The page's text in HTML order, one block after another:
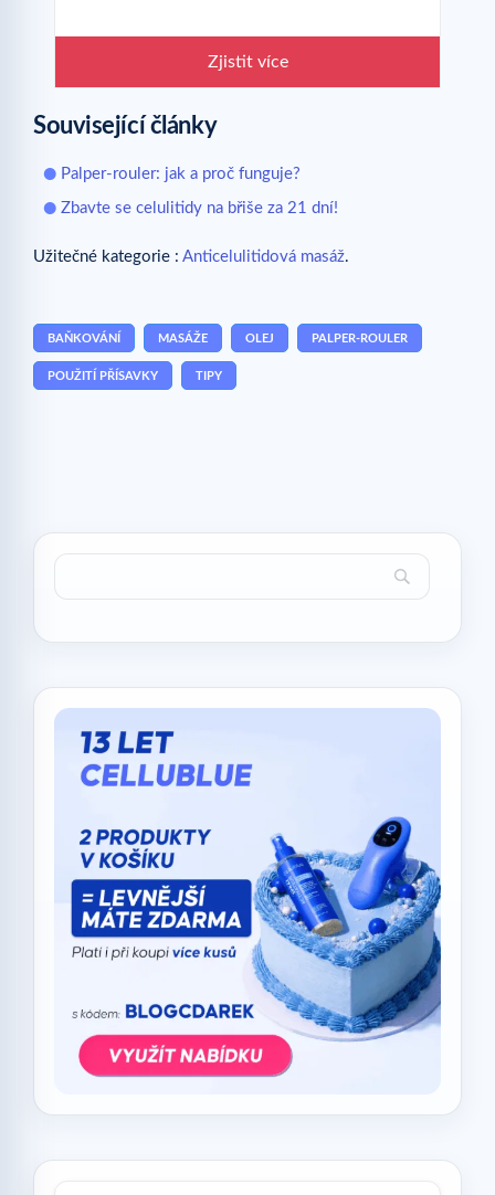
Zjistit více
Související články
Palper-rouler: jak a proč funguje?
Zbavte se celulitidy na břiše za 21 dní!
Užitečné kategorie : Anticelulitidová masáž.
BAŇKOVÁNÍ MASÁŽE OLEJ PALPER-ROULER
POUŽITÍ PŘÍSAVKY TIPY